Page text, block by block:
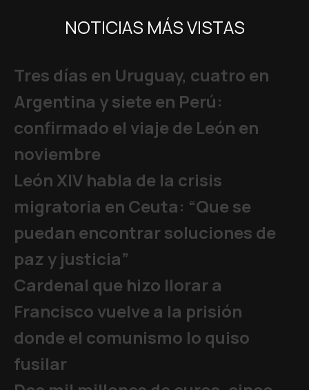
NOTICIAS MÁS VISTAS
Tres días en Uruguay, cuatro en
Argentina y siete en Perú:
confirmado el viaje de León en
noviembre
León XIV habla de la crisis
migratoria en Ceuta: “Que se
puedan encontrar soluciones de
paz y justicia”
Cardenal que hizo llorar a
Francisco vuelve a la prisión
donde el comunismo lo quiso
fusilar